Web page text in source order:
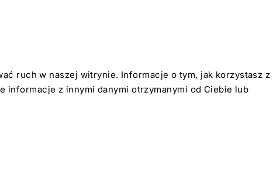
ruch w naszej witrynie. Informacje o tym, jak korzystasz z
informacje z innymi danymi otrzymanymi od Ciebie lub